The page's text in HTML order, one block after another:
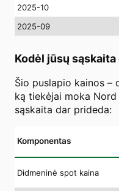
2025-10
2025-09
Kodėl jūsų
Šio puslapio kainos –
ką tiekėjai moka Nord
sąskaita dar prideda:
Komponentas
Didmeninė spot kaina